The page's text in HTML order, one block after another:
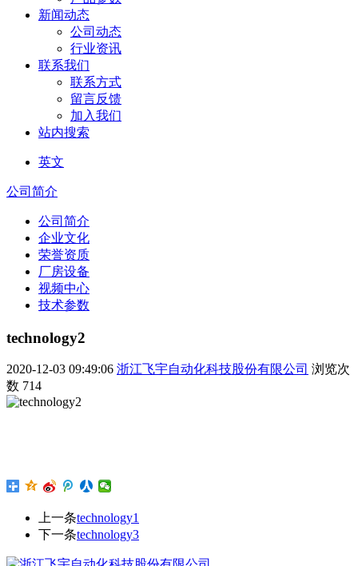
新闻动态
公司动态
行业资讯
联系我们
联系方式
留言反馈
加入我们
站内搜索
英文
公司简介
公司简介
企业文化
荣誉资质
厂房设备
视频中心
技术参数
technology2
2020-12-03 09:49:06 浙江飞宇自动化科技股份有限公司 浏览次
数 714
上一条technology1
下一条technology3